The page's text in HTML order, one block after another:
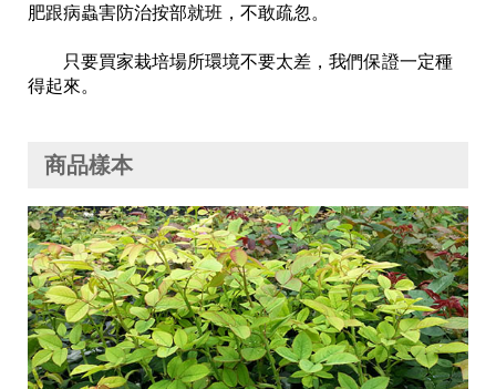
肥跟病蟲害防治按部就班，不敢疏忽。
只要買家栽培場所環境不要太差，我們保證一定種
得起來。
商品樣本